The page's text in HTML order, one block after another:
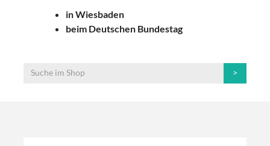
in Wiesbaden
beim Deutschen Bundestag